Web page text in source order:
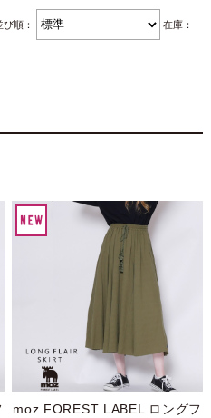
び順： 在庫：
moz FOREST LABEL ロングフ